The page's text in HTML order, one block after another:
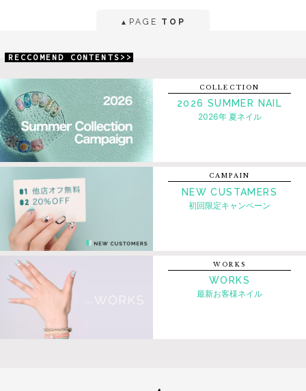
▲ PAGE TOP
RECCOMEND CONTENTS>>
COLLECTION
2026 SUMMER NAIL
2026年 夏ネイル
CAMPAIN
NEW CUSTAMERS
初回限定キャンペーン
WORKS
WORKS
最新お客様ネイル